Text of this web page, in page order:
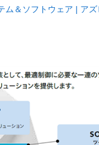
ム＆ソフトウェア | ア